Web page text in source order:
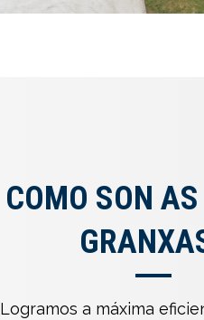
COMO SON
Logramos a máxima